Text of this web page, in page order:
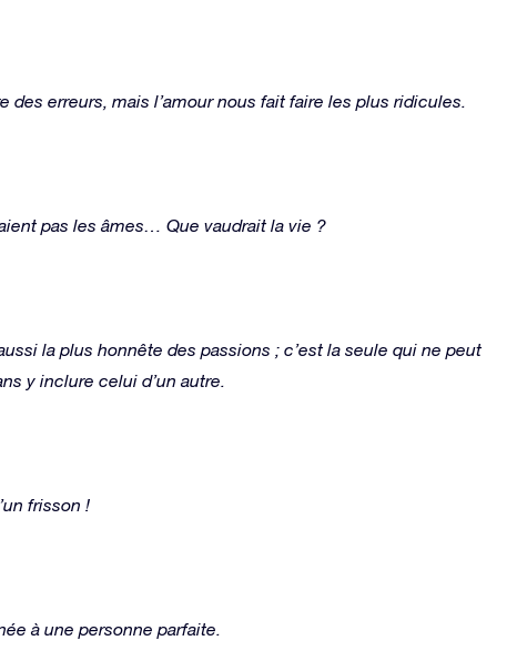
des erreurs, mais l’amour nous fait faire les plus ridicules.
pas les âmes… Que vaudrait la vie ?
la plus honnête des passions ; c’est la seule qui ne peut
y inclure celui d’un autre.
frisson !
à une personne parfaite.